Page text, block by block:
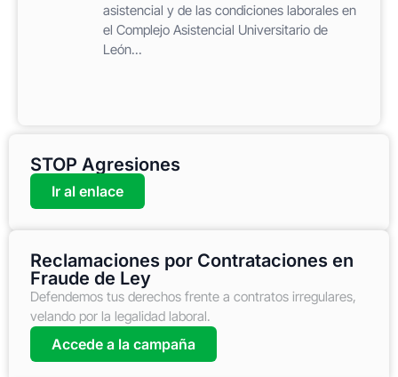
asistencial y de las condiciones laborales en
el Complejo Asistencial Universitario de
León...
STOP Agresiones
Ir al enlace
Reclamaciones por Contrataciones en
Fraude de Ley
Defendemos tus derechos frente a contratos irregulares,
velando por la legalidad laboral.
Accede a la campaña